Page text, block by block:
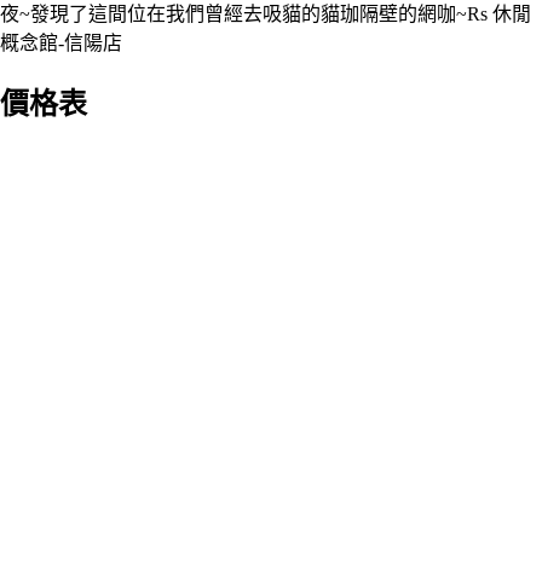
夜~發現了這間位在我們曾經去吸貓的貓珈隔壁的網咖~Rs 休閒
概念館-信陽店
價格表